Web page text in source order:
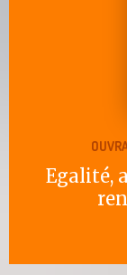
Egalité,